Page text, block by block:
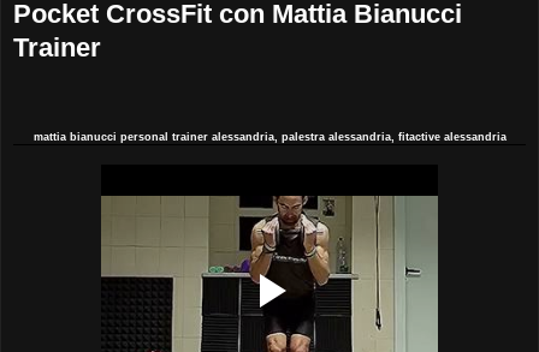
Pocket CrossFit con Mattia Bianucci
Trainer
mattia bianucci personal trainer alessandria, palestra alessandria, fitactive alessandria